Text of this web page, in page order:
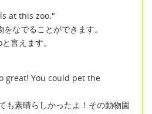
at this zoo."
なでることができます。
言えます。
great! You could pet the
も素晴らしかったよ！その動物園